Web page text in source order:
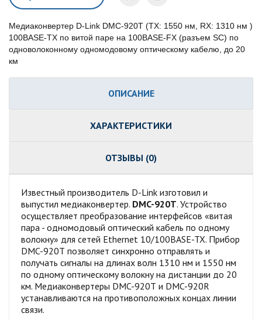
Медиаконвертер D-Link DMC-920T (ТХ: 1550 нм, RX: 1310 нм )
100BASE-TX по витой паре на 100BASE-FX (разъем SC) по
одноволоконному одномодовому оптическому кабелю, до 20
км
ОПИСАНИЕ
ХАРАКТЕРИСТИКИ
ОТЗЫВЫ (0)
Известный производитель D-Link изготовил и
выпустил медиаконвертер. DMC-920Т. Устройство
осуществляет преобразование интерфейсов «витая
пара - одномодовый оптический кабель по одному
волокну» для сетей Ethernet 10/100BASE-TX. Прибор
DMC-920Т позволяет синхронно отправлять и
получать сигналы на длинах волн 1310 нм и 1550 нм
по одному оптическому волокну на дистанции до 20
км. Медиаконвертеры DMC-920Т и DMC-920R
устанавливаются на противоположных концах линии
связи.